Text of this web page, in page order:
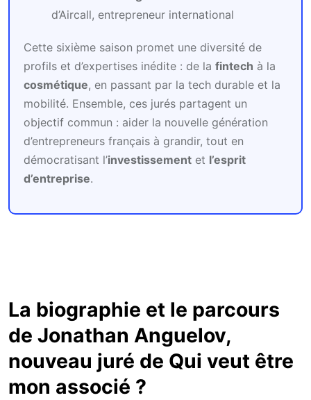
d’Aircall, entrepreneur international
Cette sixième saison promet une diversité de
profils et d’expertises inédite : de la fintech à la
cosmétique, en passant par la tech durable et la
mobilité. Ensemble, ces jurés partagent un
objectif commun : aider la nouvelle génération
d’entrepreneurs français à grandir, tout en
démocratisant l’investissement et l’esprit
d’entreprise.
La biographie et le parcours
de Jonathan Anguelov,
nouveau juré de Qui veut être
mon associé ?